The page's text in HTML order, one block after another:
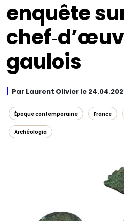
enquête
gaulois
Par Laurent Olivier le
Époque contemporaine France
Archéologia